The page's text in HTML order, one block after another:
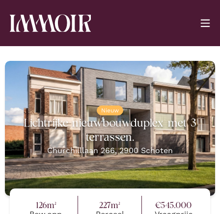
Nieuw
Lichtrijke nieuwbouwduplex met 3
terrassen.
Churchilllaan 266,2900 Schoten
126m² 227m² €545.000